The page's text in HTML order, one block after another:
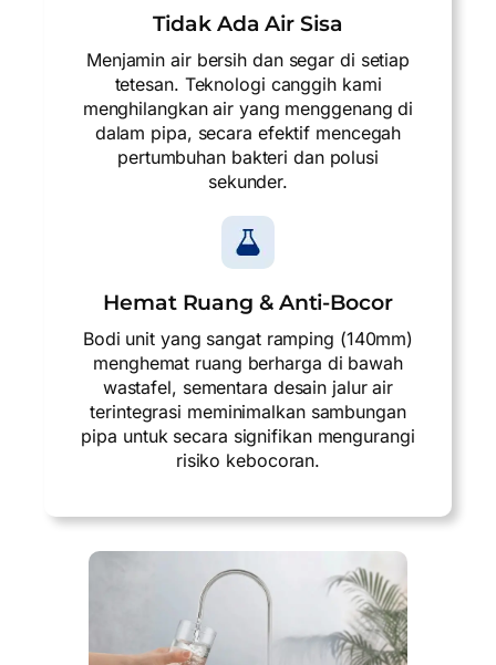
Tidak Ada Air Sisa
Menjamin air bersih dan segar di setiap
tetesan. Teknologi canggih kami
menghilangkan air yang menggenang di
dalam pipa, secara efektif mencegah
pertumbuhan bakteri dan polusi
sekunder.
Hemat Ruang & Anti-Bocor
Bodi unit yang sangat ramping (140mm)
menghemat ruang berharga di bawah
wastafel, sementara desain jalur air
terintegrasi meminimalkan sambungan
pipa untuk secara signifikan mengurangi
risiko kebocoran.